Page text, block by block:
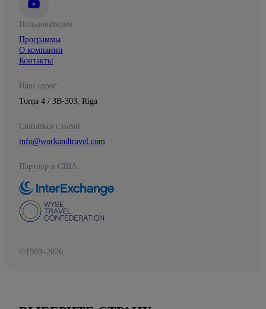
Пользователям:
Программы
О компании
Контакты
Наш адрес:
Torņa 4 / 3B-303, Riga
Связаться с нами:
info@workandtravel.com
Партнер в США:
©1989–2026